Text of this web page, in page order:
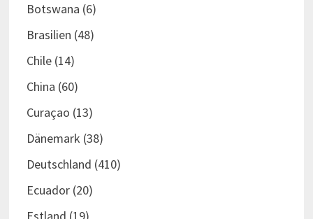
Botswana (6)
Brasilien (48)
Chile(14)
China (60)
Curaçao (13)
Dänemark (38)
Deutschland (410)
Ecuador(20)